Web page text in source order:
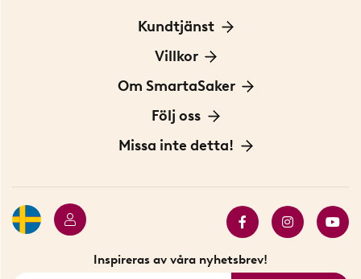
Kundtjänst
Kontakta oss
För Företag
Villkor
Frakt och leverans
Personuppgiftspolicy
Om SmartaSaker
Om oss
Vår historia
Följ oss
Blogg: Smarta tips
Missa inte detta!
Inspireras av våra nyhetsbrev!